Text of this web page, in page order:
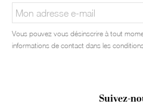
Vous pouvez vous désinscrire à tout
informations de contact dans les
Suivez-